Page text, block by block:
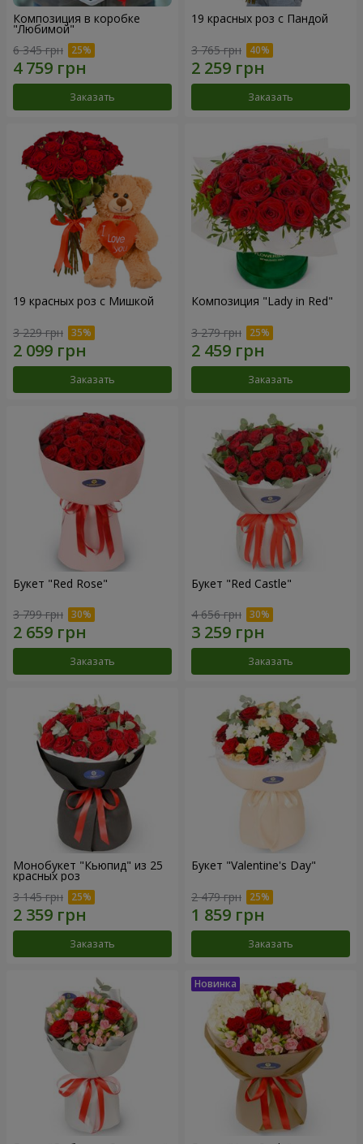
Композиция в коробке
"Любимой"
6 345 грн
Заказать
19 красных роз с Пандой
3 765 грн
Заказать
19 красных роз с Мишкой
3 229 грн
Заказать
Композиция "Lady in Red"
3 279 грн
Заказать
Букет "Red Rose"
3 799 грн
Заказать
Букет "Red Castle"
4 656 грн
Заказать
Монобукет "Кьюпид" из 25
красных роз
3 145 грн
Заказать
Букет "Valentine's Day"
2 479 грн
Заказать